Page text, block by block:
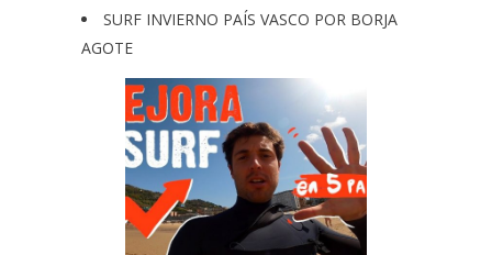
SURF INVIERNO PAÍS VASCO POR BORJA
AGOTE